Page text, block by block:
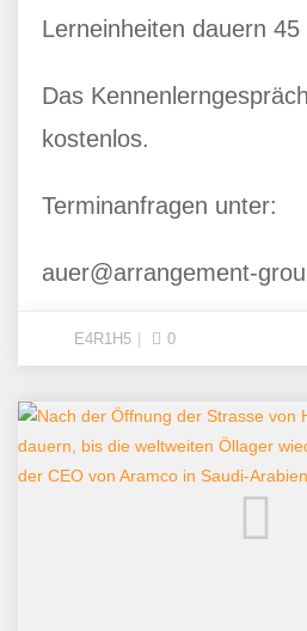
Lerneinheiten dauern 45
Das
kostenlos.
Terminanfragen unter:
auer@arrangement-
E4R1H5 0